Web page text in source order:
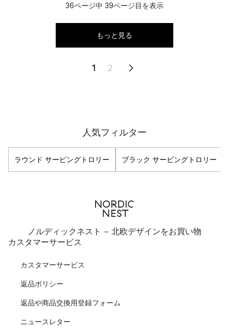
36ページ中 39ページ目を表示
もっと見る
1 2
人気フィルター
ラウンド サービングトロリー ブラック サービングトロリー
ノルディックネスト - 北欧デザインをお買い物
カスタマーサービス
カスタマーサービス
返品ポリシー
返品や商品交換用登録フォーム
ニュースレター